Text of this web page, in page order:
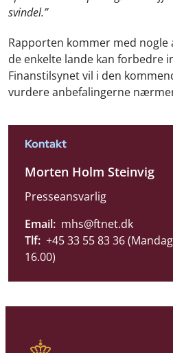
svindel.”
Rapporten kommer med
de enkelte lande kan forbedre
Finanstilsynet vil i den
vurdere anbefalingerne
Kontakt
Morten Holm Steinvig
Presseansvarlig
Email: mhs@ftnet.dk
Tlf: +45 33 55 83 36
16.00)